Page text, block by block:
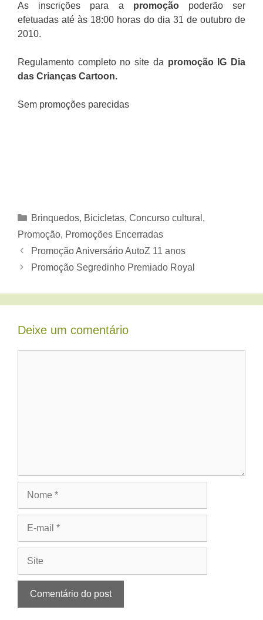
As inscrições para a promoçãopoderão ser
efetuadas até às 18:00 horas do dia 31 de outubro de
2010.
Regulamento completo no site da promoção IG Dia
das Crianças Cartoon.
Sem promoções parecidas
Categorias
Brinquedos, Bicicletas, Concurso cultural ,
Promoção, Promoções Encerradas
Promoção Aniversário AutoZ 11 anos
Promoção Segredinho Premiado Royal
Deixe um comentário